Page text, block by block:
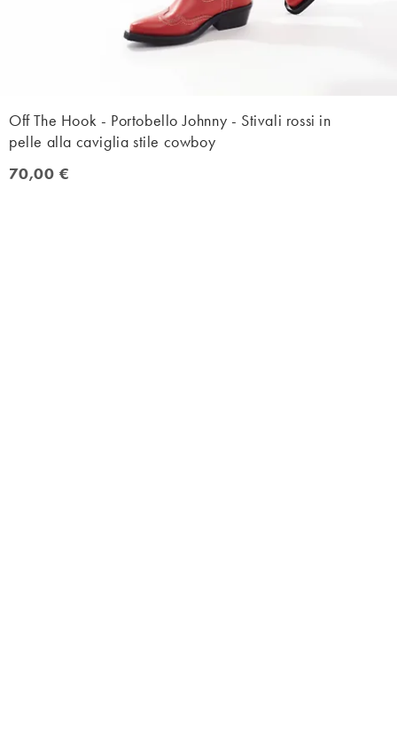
Off The Hook - Portobello Johnny - Stivali rossi in
pelle alla caviglia stile cowboy
70,00 €
70,00 €